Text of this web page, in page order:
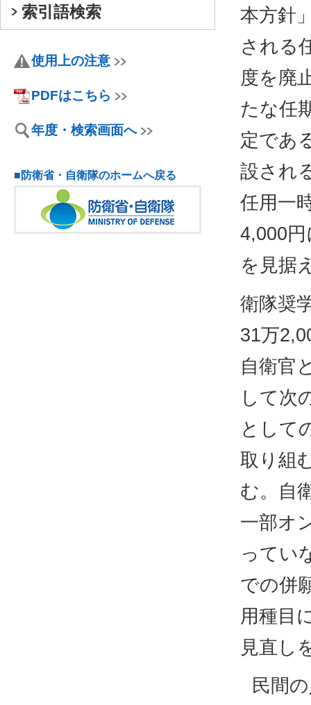
索引語検索
使用上の注意
PDFはこちら
年度・検索画面へ
■防衛省・自衛隊のホームへ戻る
本方針
される
度を廃
たな任
定であ
設され
任用一
4,000
を見据
衛隊奨
31万
自衛官
して次
として
取り組
む。自
一部オ
ってい
での併
用種目
見直し
民間